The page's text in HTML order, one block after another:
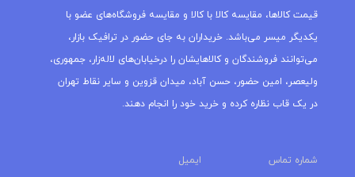
قیمت کالاها، مقایسه کالا با کالا و مقایسه فروشگاه‌های عضو با
یکدیگر میسر می‌باشد. خریداران به جای حضور در ترافیک بازار،
می‌توانند فروشندگان و کالاهایشان را درخیابان‌های لاله‌زار، جمهوری،
ولیعصر، امین حضور، حسن آباد، میدان قزوین و سایر نقاط تهران
در یک قاب نظاره کرده و خرید خود را انجام دهند.
شماره تماس ایمیل